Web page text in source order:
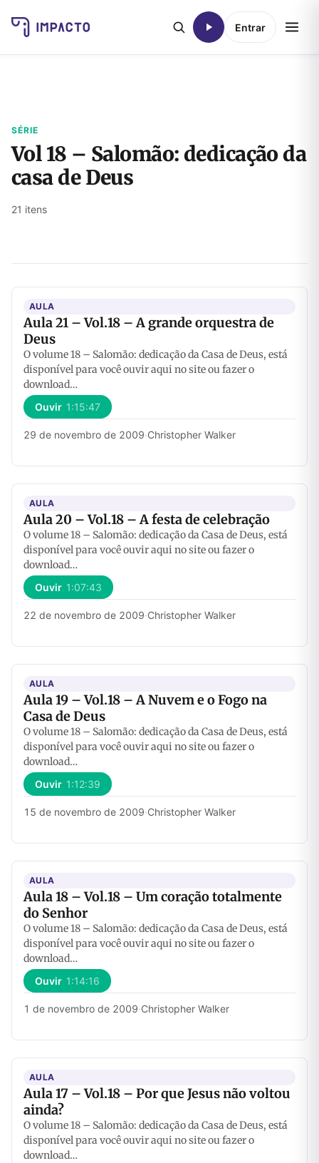
Entrar
SÉRIE
Vol 18 – Salomão: dedicação da
casa de Deus
21 itens
AULA
Aula 21 – Vol.18 – A grande orquestra de
Deus
O volume 18 – Salomão: dedicação da Casa de Deus, está
disponível para você ouvir aqui no site ou fazer o
download…
Ouvir 1:15:47
29 de novembro de 2009·Christopher Walker
AULA
Aula 20 – Vol.18 – A festa de celebração
O volume 18 – Salomão: dedicação da Casa de Deus, está
disponível para você ouvir aqui no site ou fazer o
download…
Ouvir 1:07:43
22 de novembro de 2009·Christopher Walker
AULA
Aula 19 – Vol.18 – A Nuvem e o Fogo na
Casa de Deus
O volume 18 – Salomão: dedicação da Casa de Deus, está
disponível para você ouvir aqui no site ou fazer o
download…
Ouvir 1:12:39
15 de novembro de 2009·Christopher Walker
AULA
Aula 18 – Vol.18 – Um coração totalmente
do Senhor
O volume 18 – Salomão: dedicação da Casa de Deus, está
disponível para você ouvir aqui no site ou fazer o
download…
Ouvir 1:14:16
1 de novembro de 2009·Christopher Walker
AULA
Aula 17 – Vol.18 – Por que Jesus não voltou
ainda?
O volume 18 – Salomão: dedicação da Casa de Deus, está
disponível para você ouvir aqui no site ou fazer o
download…